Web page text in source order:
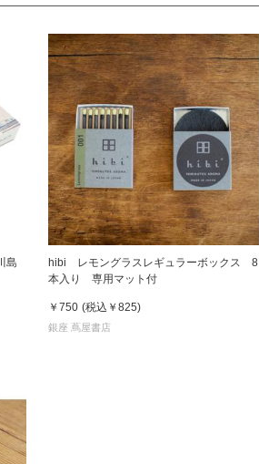
島
hibi レモングラスレギュラーボックス 8
本入り 専用マット付
￥750 (税込 ￥825)
銀座 蔦屋書店